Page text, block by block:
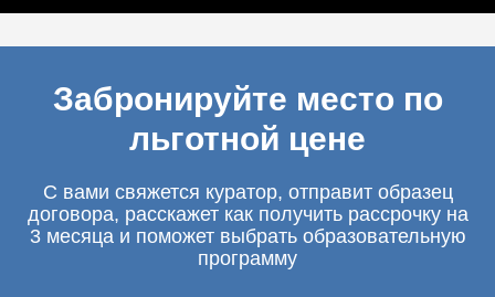
Забронируйте место по
льготной цене
С вами свяжется куратор, отправит образец
договора, расскажет как получить рассрочку на
3 месяца и поможет выбрать образовательную
программу